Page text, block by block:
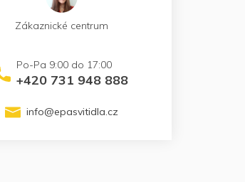
Zákaznické centrum
+420 731 948 888
info@epasvitidla.cz